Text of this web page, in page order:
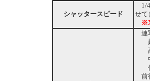
シャッタースピード
1/4
せ
連
超
高
中
低
前